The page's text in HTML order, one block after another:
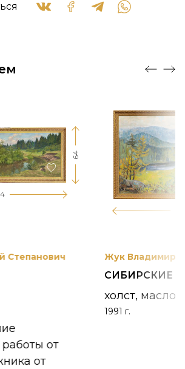
64
Степанович
от
от
Жук Владимир
СИБИРСКИЕ
холст, масло
1991 г.